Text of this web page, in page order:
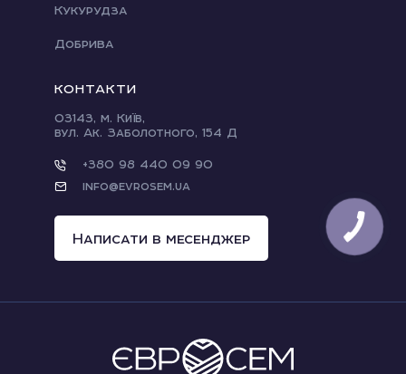
Кукурудза
Добрива
КОНТАКТИ
03143, м. Київ,
вул. Ак. Заболотного, 154 Д
+380 98 440 09 90
info@evrosem.ua
Написати в месенджер